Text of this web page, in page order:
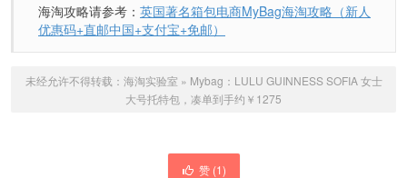
海淘攻略请参考： 英国著名箱包电商MyBag海淘攻略（新人
优惠码+直邮中国+支付宝+免邮）
未经允许不得转载： 海淘实验室 » Mybag：LULU GUINNESS SOFIA 女士
大号托特包，凑单到手约￥1275
赞 (1)